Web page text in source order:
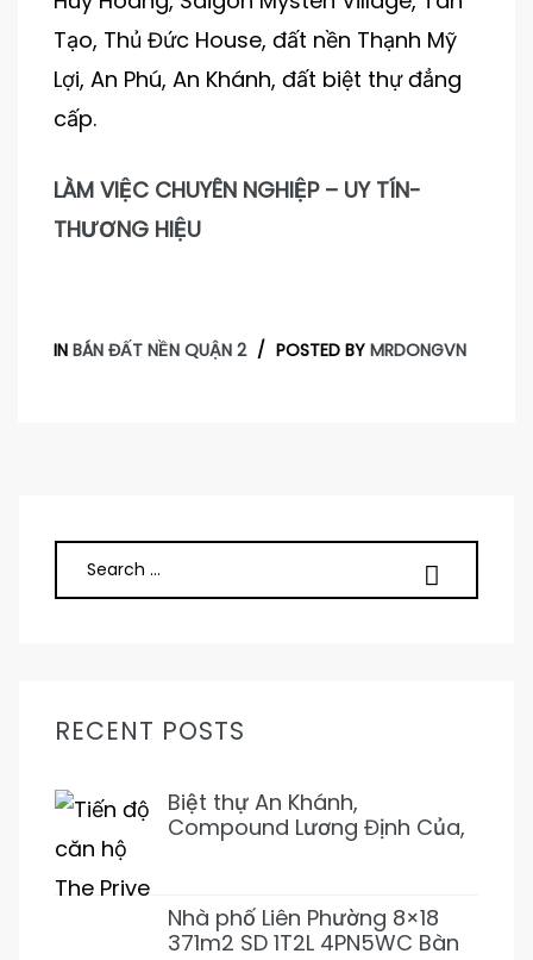
Tạo, Thủ Đức House, đất nền Thạnh Mỹ
Lợi, An Phú, An Khánh, đất biệt thự đẳng
cấp.
LÀM VIỆC CHUYÊN NGHIỆP – UY TÍN-
THƯƠNG HIỆU
IN BÁN ĐẤT NỀN QUẬN 2 POSTED BY MRDONGVN
RECENT POSTS
Biệt thự An Khánh,
Compound Lương Định Của,
Nhà phố Liên Phường 8×18
371m2 SD 1T2L 4PN5WC Bàn